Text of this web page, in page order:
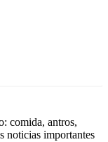
comida, antros,
noticias importantes